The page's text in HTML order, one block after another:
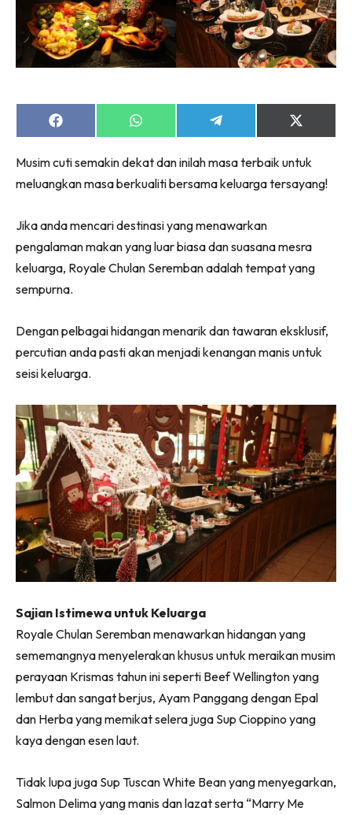
Share
on
Share
on
Share
on
Share
on
(Twitter)
Musim cuti semakin dekat dan inilah masa terbaik untuk
meluangkan masa berkualiti bersama keluarga tersayang!
Jika anda mencari destinasi yang menawarkan
pengalaman makan yang luar biasa dan suasana mesra
keluarga, Royale Chulan Seremban adalah tempat yang
sempurna.
Dengan pelbagai hidangan menarik dan tawaran eksklusif,
percutian anda pasti akan menjadi kenangan manis untuk
seisi keluarga.
Sajian Istimewa untuk Keluarga
Royale Chulan Seremban menawarkan hidangan yang
sememangnya menyelerakan khusus untuk meraikan musim
perayaan Krismas tahun ini seperti Beef Wellington yang
lembut dan sangat berjus, Ayam Panggang dengan Epal
dan Herba yang memikat selera juga Sup Cioppino yang
kaya dengan esen laut.
Tidak lupa juga Sup Tuscan White Bean yang menyegarkan,
Salmon Delima yang manis dan lazat serta “Marry Me